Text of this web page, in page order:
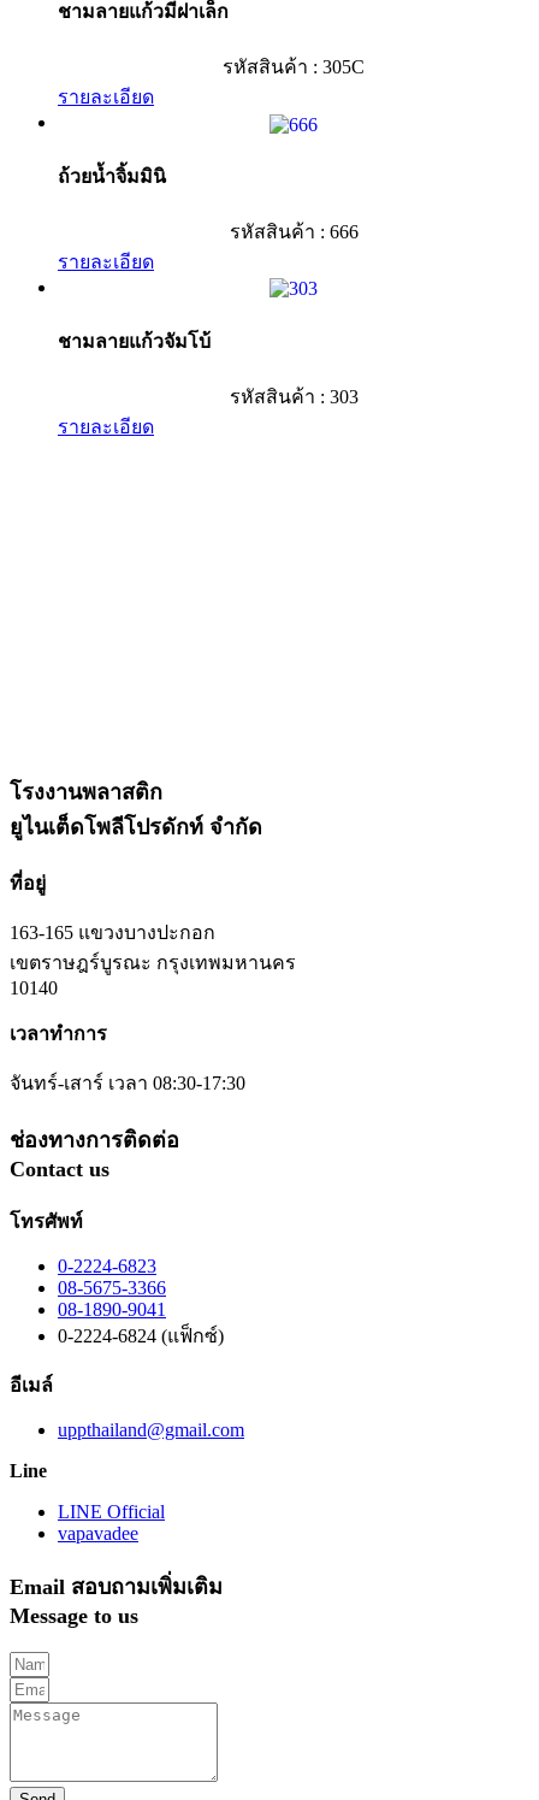
ชามลายแก้วมีฝาเล็ก
รหัสสินค้า : 305C
รายละเอียด
ถ้วยน้ำจิ้มมินิ
รหัสสินค้า : 666
รายละเอียด
ชามลายแก้วจัมโบ้
รหัสสินค้า : 303
รายละเอียด
โรงงานพลาสติก
ยูไนเต็ดโพลีโปรดักท์ จำกัด
ที่อยู่
163-165 แขวงบางปะกอก
เขตราษฎร์บูรณะ กรุงเทพมหานคร
10140
เวลาทำการ
จันทร์-เสาร์ เวลา 08:30-17:30
ช่องทางการติดต่อ
Contact us
โทรศัพท์
0-2224-6823
08-5675-3366
08-1890-9041
0-2224-6824 (แฟ็กซ์)
อีเมล์
uppthailand@gmail.com
Line
LINE Official
vapavadee
Email สอบถามเพิ่มเติม
Message to us